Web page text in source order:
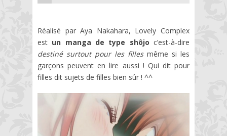
Réalisé par Aya Nakahara, Lovely Complex
est un manga de type shôjo c’est-à-dire
destiné surtout pour les fillesmême si les
garçons peuvent en lire aussi ! Qui dit pour
filles dit sujets de filles bien sûr ! ^^